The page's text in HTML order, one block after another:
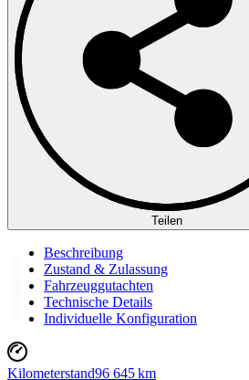
Teilen
Beschreibung
Zustand & Zulassung
Fahrzeuggutachten
Technische Details
Individuelle Konfiguration
Kilometerstand96 645 km